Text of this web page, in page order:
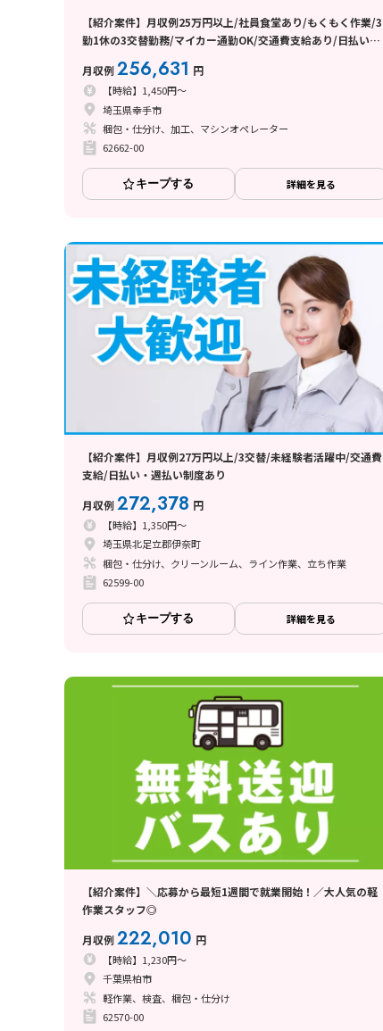
【紹介案件】月収例25万円以上/社員食堂あり/もくもく作業/3
勤1休の3交替勤務/マイカー通勤OK/交通費支給あり/日払い・
月収例256,631 円
【時給】1,450円～
埼玉県幸手市
梱包・仕分け、加工、マシンオペレーター
62662-00
キープする 詳細を見る
【紹介案件】月収例27万円以上/3交替/未経験者活躍中/交通費
支給/日払い・週払い制度あり
月収例272,378 円
【時給】1,350円～
埼玉県北足立郡伊奈町
梱包・仕分け、クリーンルーム、ライン作業、立ち作業
62599-00
キープする 詳細を見る
【紹介案件】＼応募から最短1週間で就業開始！／大人気の軽
作業スタッフ◎
月収例222,010 円
【時給】1,230円～
千葉県柏市
軽作業、検査、梱包・仕分け
62570-00